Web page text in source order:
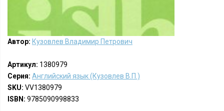
Автор: Кузовлев Владимир Петрович
Артикул: 1380979
Серия: Английский язык (Кузовлев В.П.)
SKU: VV1380979
ISBN: 9785090998833